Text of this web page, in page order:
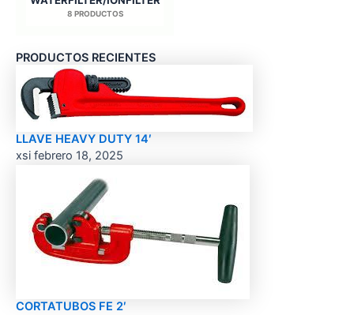
8 PRODUCTOS
PRODUCTOS RECIENTES
LLAVE HEAVY DUTY 14′
xsi febrero 18, 2025
CORTATUBOS FE 2′